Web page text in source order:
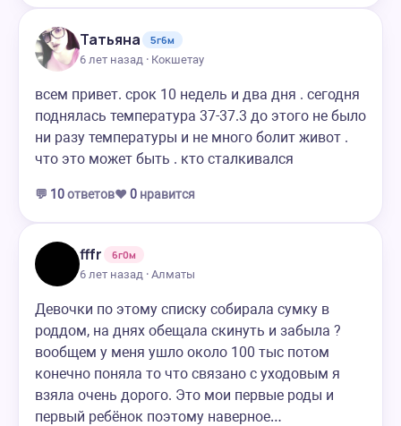
Татьяна
5г6м
6 лет назад · Кокшетау
всем привет. срок 10 недель и два дня . сегодня
поднялась температура 37-37.3 до этого не было
ни разу температуры и не много болит живот .
что это может быть . кто сталкивался
💬 10ответов❤️ 0 нравится
fffr
6г0м
6 лет назад · Алматы
Девочки по этому списку собирала сумку в
роддом, на днях обещала скинуть и забыла ?
вообщем у меня ушло около 100 тыс потом
конечно поняла то что связано с уходовым я
взяла очень дорого. Это мои первые роды и
первый ребёнок поэтому наверное…